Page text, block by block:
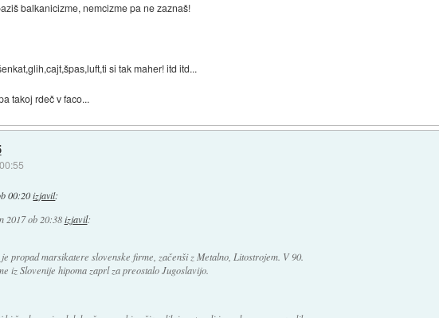
balkanicizme, nemcizme pa ne zaznaš!
si tak maher! itd itd...
takoj rdeč v faco...
00:20 izjavil:
2017 ob 20:38 izjavil:
je propad marsikatere slovenske firme, začenši z Metalno, Litostrojem. V 90.
iz Slovenije hipoma zaprl za preostalo Jugoslavijo.